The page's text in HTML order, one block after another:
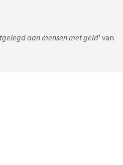
aan mensen met geld' van